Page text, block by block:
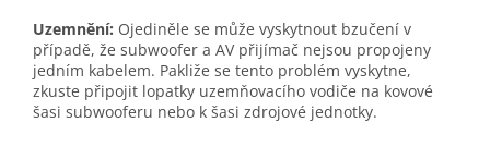
Uzemnění: Ojediněle se může vyskytnout bzučení v
případě, že subwoofer a AV přijímač nejsou propojeny
jedním kabelem. Pakliže se tento problém vyskytne,
zkuste připojit lopatky uzemňovacího vodiče na kovové
šasi subwooferu nebo k šasi zdrojové jednotky.